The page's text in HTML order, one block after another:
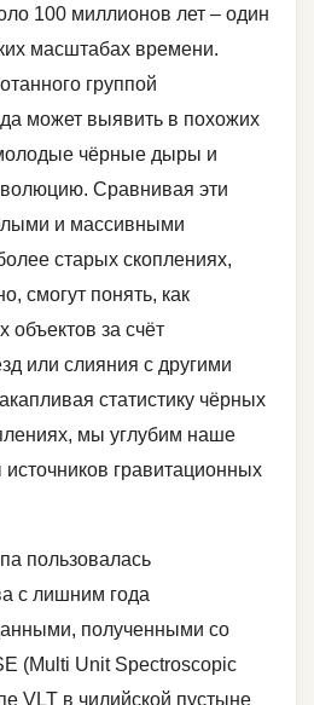
100 миллионов лет – один
масштабах времени.
группой
может выявить в похожих
чёрные дыры и
Сравнивая эти
и массивными
старых скоплениях,
смогут понять, как
объектов за счёт
или слияния с другими
статистику чёрных
мы углубим наше
гравитационных
пользовалась
с лишним года
полученными со
(Multi Unit Spectroscopic
VLT в чилийской пустыне